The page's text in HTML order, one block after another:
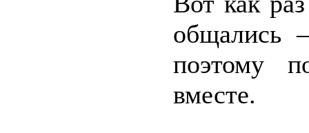
общались
поэтому
вместе.